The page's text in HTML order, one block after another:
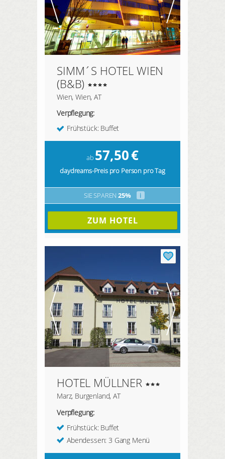
SIMM´S HOTEL WIEN
(B&B)
Wien, Wien, AT
Verpflegung:
Frühstück: Buffet
ab 57,50€
daydreams-Preis pro Person pro Tag
SIE SPAREN 25% i
ZUM HOTEL
HOTEL MÜLLNER
Marz, Burgenland, AT
Verpflegung:
Frühstück: Buffet
Abendessen: 3 Gang Menü